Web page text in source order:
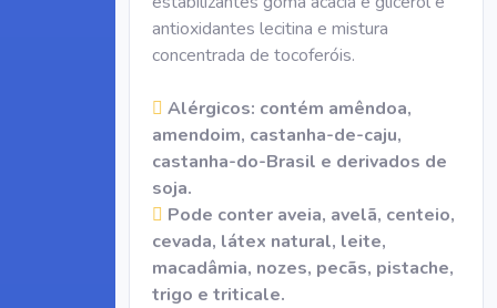
antioxidantes lecitina e mistura
concentrada de tocoferóis.
Alérgicos: contém amêndoa,
amendoim, castanha-de-caju,
castanha-do-Brasil e derivados de
soja.
Pode conter aveia, avelã, centeio,
cevada, látex natural, leite,
macadâmia, nozes, pecãs, pistache,
trigo e triticale.